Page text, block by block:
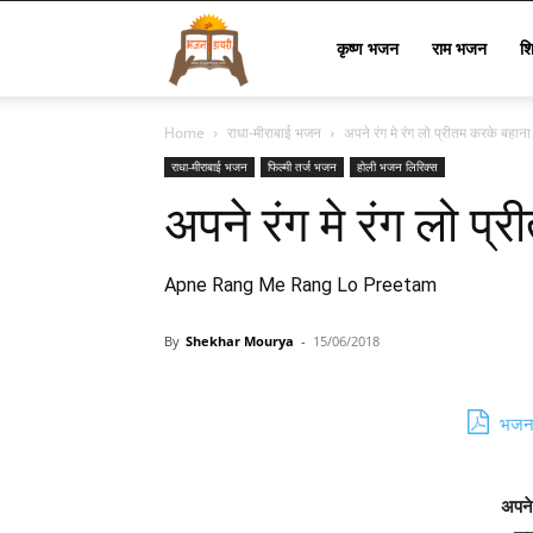
Lyrics
कृष्ण भजन राम भजन
Home राधा-मीराबाई भजन अपने रंग मे रंग लो प्रीतम करके बहाना
राधा-मीराबाई भजन फिल्मी तर्ज भजन होली भजन लिरिक्स
अपने रंग मे रंग लो
Apne Rang Me Rang Lo Preetam
By Shekhar Mourya - 15/06/2018
भजन
अपने